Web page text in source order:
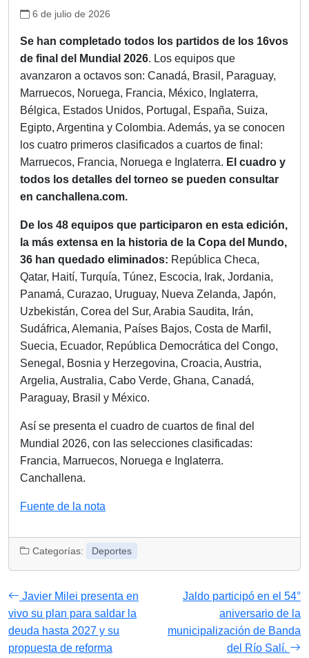
6 de julio de 2026
Se han completado todos los partidos de los 16vos
de final del
Mundial 2026. Los equipos que
avanzaron a octavos son: Canadá, Brasil, Paraguay,
Marruecos, Noruega, Francia, México, Inglaterra,
Bélgica, Estados Unidos, Portugal, España, Suiza,
Egipto, Argentina y Colombia. Además, ya se conocen
los cuatro primeros clasificados a cuartos de final:
Marruecos, Francia, Noruega e Inglaterra. El cuadro y
todos los detalles del torneo se pueden consultar
en canchallena.com.
De los 48 equipos que participaron en esta edición,
la más extensa en la historia de la Copa del Mundo,
36 han quedado eliminados: República Checa,
Qatar, Haití, Turquía, Túnez, Escocia, Irak, Jordania,
Panamá, Curazao, Uruguay, Nueva Zelanda, Japón,
Uzbekistán, Corea del Sur, Arabia Saudita, Irán,
Sudáfrica, Alemania, Países Bajos, Costa de Marfil,
Suecia, Ecuador, República Democrática del Congo,
Senegal, Bosnia y Herzegovina, Croacia, Austria,
Argelia, Australia, Cabo Verde, Ghana, Canadá,
Paraguay, Brasil y México.
Así se presenta el cuadro de cuartos de final del
Mundial 2026, con las selecciones clasificadas:
Francia, Marruecos, Noruega e Inglaterra.
Canchallena.
Fuente de la nota
Categorías: Deportes
Javier Milei presenta en
vivo su plan para saldar la
deuda hasta 2027 y su
propuesta de reforma
Jaldo participó en el 54°
aniversario de la
municipalización de Banda
del Río Salí.